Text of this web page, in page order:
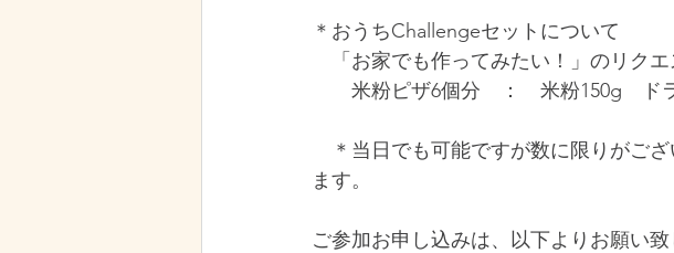
＊おうちChallengeセットについて
「お家でも作ってみたい！」のリクエ
米粉ピザ6個分　：　米粉150g　ド
＊当日でも可能ですが数に限りがご
ます。
ご参加お申し込みは、以下よりお願い致